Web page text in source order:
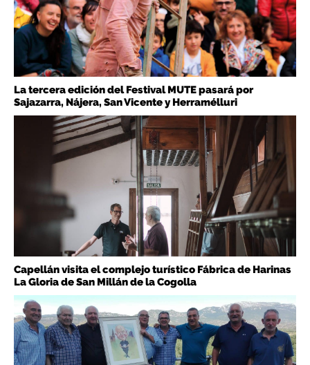
La tercera edición del Festival MUTE pasará por
Sajazarra, Nájera, San Vicente y Herramélluri
Capellán visita el complejo turístico Fábrica de Harinas
La Gloria de San Millán de la Cogolla